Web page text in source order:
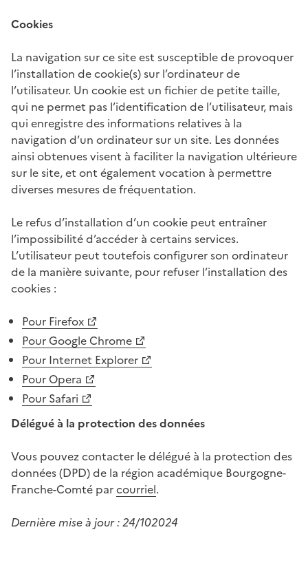
Cookies
La navigation sur ce site est susceptible de provoquer
l’installation de cookie(s) sur l’ordinateur de
l’utilisateur. Un cookie est un fichier de petite taille,
qui ne permet pas l’identification de l’utilisateur, mais
qui enregistre des informations relatives à la
navigation d’un ordinateur sur un site. Les données
ainsi obtenues visent à faciliter la navigation ultérieure
sur le site, et ont également vocation à permettre
diverses mesures de fréquentation.
Le refus d’installation d’un cookie peut entraîner
l’impossibilité d’accéder à certains services.
L’utilisateur peut toutefois configurer son ordinateur
de la manière suivante, pour refuser l’installation des
cookies :
Pour Firefox
Pour Google Chrome
Pour Internet Explorer
Pour Opera
Pour Safari
Délégué à la protection des données
Vous pouvez contacter le délégué à la protection des
données (DPD) de la région académique Bourgogne-
Franche-Comté parcourriel.
Dernière mise à jour : 24/102024